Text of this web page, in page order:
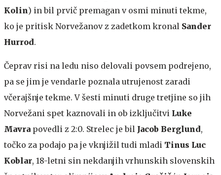
Kolin) in bil prvič premagan v osmi minuti tekme,
ko je pritisk Norvežanov z zadetkom kronal Sander
Hurrod.
Čeprav risi na ledu niso delovali povsem podrejeno,
pa se jim je vendarle poznala utrujenost zaradi
včerajšnje tekme. V šesti minuti druge tretjine so jih
Norvežani spet kaznovali in ob izključitvi Luke
Mavra povedli z 2:0. Strelec je bil Jacob Berglund,
točko za podajo pa je vknjižil tudi mladi Tinus Luc
Koblar, 18-letni sin nekdanjih vrhunskih slovenskih